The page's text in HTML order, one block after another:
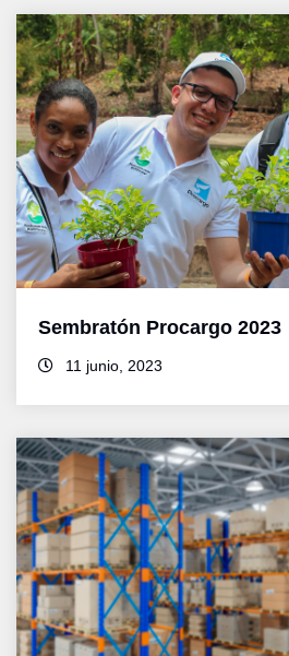
Sembratón Procargo 2023
11 junio, 2023